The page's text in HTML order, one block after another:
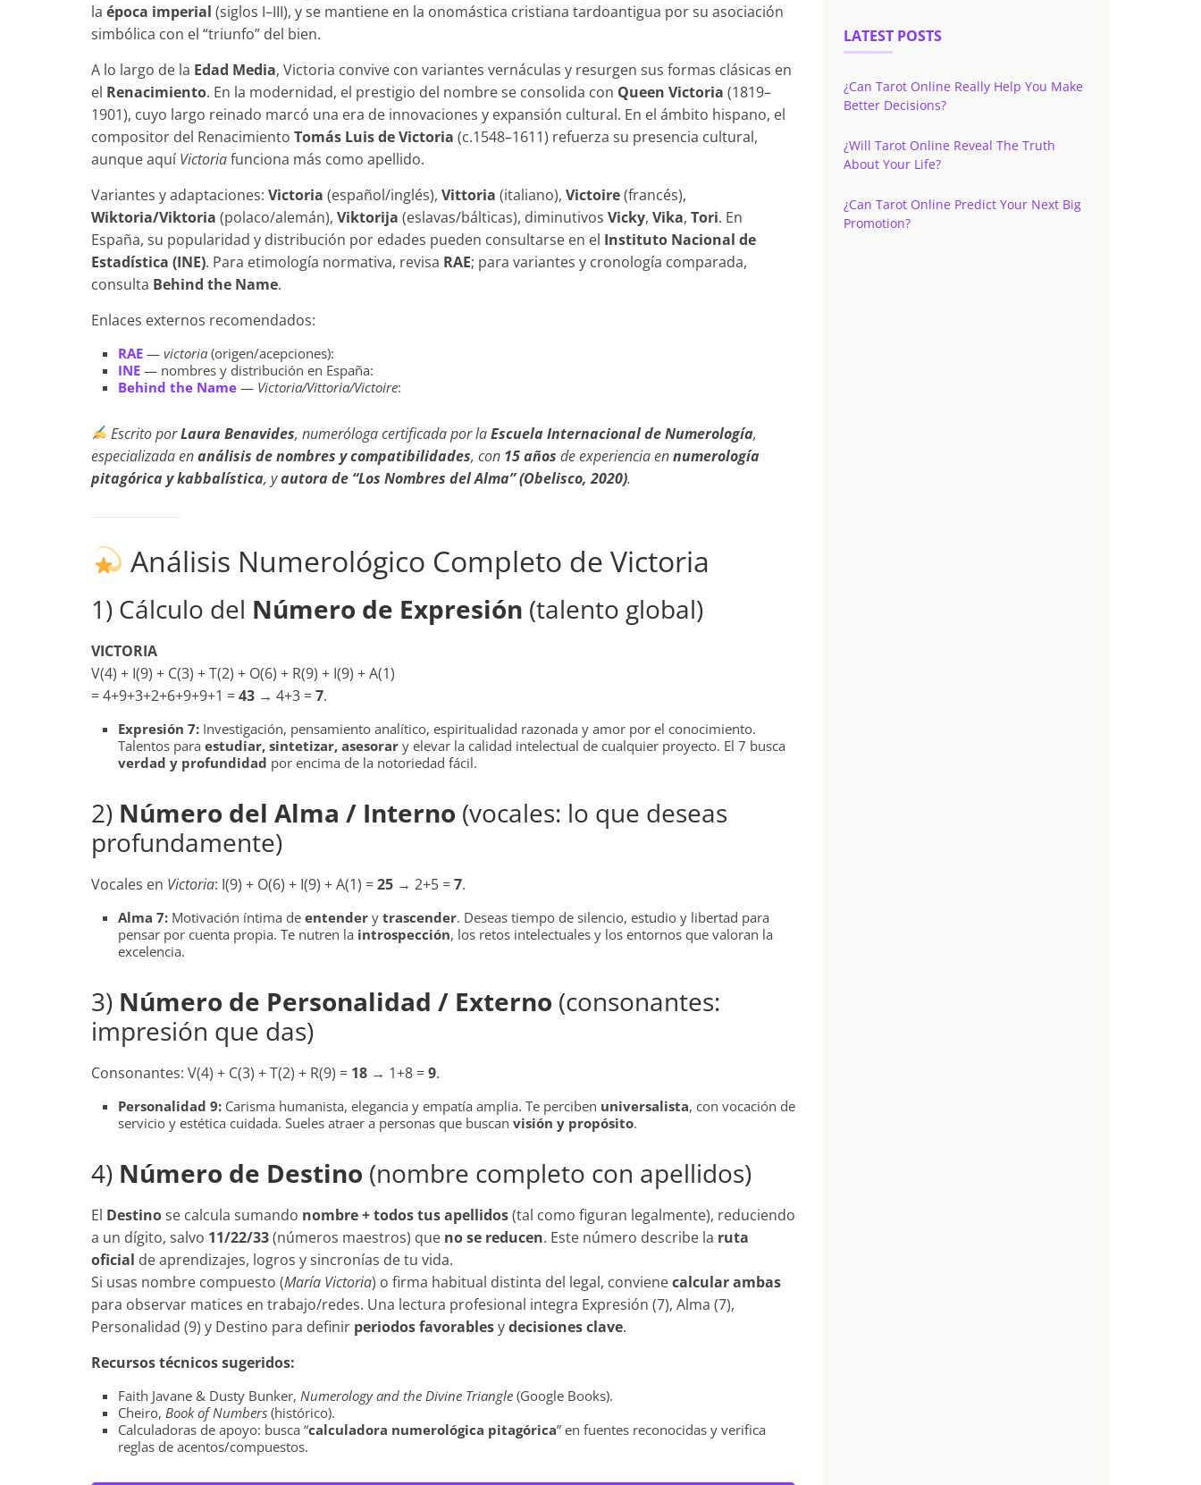
la época imperial (siglos I–III), y se mantiene en la onomástica cristiana tardoantigua por su asociación
simbólica con el “triunfo” del bien.
A lo largo de la Edad Media, Victoria convive con variantes vernáculas y resurgen sus formas clásicas en
el Renacimiento. En la modernidad, el prestigio del nombre se consolida con Queen Victoria (1819–
1901), cuyo largo reinado marcó una era de innovaciones y expansión cultural. En el ámbito hispano, el
compositor del Renacimiento Tomás Luis de Victoria (c.1548–1611) refuerza su presencia cultural,
aunque aquí Victoriafunciona más como apellido.
Variantes y adaptaciones: Victoria (español/inglés), Vittoria (italiano), Victoire(francés),
Wiktoria/Viktoria (polaco/alemán), Viktorija (eslavas/bálticas), diminutivos Vicky, Vika, Tori. En
España, su popularidad y distribución por edades pueden consultarse en el Instituto Nacional de
Estadística (INE). Para etimología normativa, revisa RAE; para variantes y cronología comparada,
consulta Behind the Name.
Enlaces externos recomendados:
RAE — victoria (origen/acepciones):
INE — nombres y distribución en España:
Behind the Name — Victoria/Vittoria/Victoire:
Escrito porLaura Benavides, numeróloga certificada por laEscuela Internacional de Numerología,
especializada enanálisis de nombres y compatibilidades, con 15 años de experiencia ennumerología
pitagórica y kabbalística, yautora de “Los Nombres del Alma” (Obelisco, 2020).
Análisis Numerológico Completo de Victoria
1) Cálculo del Número de Expresión (talento global)
VICTORIA
V(4) + I(9) + C(3) + T(2) + O(6) + R(9) + I(9) + A(1)
= 4+9+3+2+6+9+9+1 =43 → 4+3 =7.
Expresión 7: Investigación, pensamiento analítico, espiritualidad razonada y amor por el conocimiento.
Talentos para estudiar, sintetizar, asesorar y elevar la calidad intelectual de cualquier proyecto. El 7 busca
verdad y profundidad por encima de la notoriedad fácil.
2) Número del Alma / Interno (vocales: lo que deseas
profundamente)
Vocales en Victoria: I(9) + O(6) + I(9) + A(1) =25 → 2+5 =7.
Alma 7: Motivación íntima de entender y trascender. Deseas tiempo de silencio, estudio y libertad para
pensar por cuenta propia. Te nutren la introspección, los retos intelectuales y los entornos que valoran la
excelencia.
3) Número de Personalidad / Externo (consonantes:
impresión que das)
Consonantes: V(4) + C(3) + T(2) + R(9) = 18 → 1+8 =9.
Personalidad 9: Carisma humanista, elegancia y empatía amplia. Te perciben universalista, con vocación de
servicio y estética cuidada. Sueles atraer a personas que buscan visión y propósito.
4) Número de Destino (nombre completo con apellidos)
El Destinose calcula sumando nombre + todos tus apellidos(tal como figuran legalmente), reduciendo
a un dígito, salvo 11/22/33(números maestros) que no se reducen. Este número describe la ruta
oficial de aprendizajes, logros y sincronías de tu vida.
Si usas nombre compuesto (María Victoria) o firma habitual distinta del legal, convienecalcular ambas
para observar matices en trabajo/redes. Una lectura profesional integra Expresión (7), Alma (7),
Personalidad (9) y Destino para definir periodos favorablesydecisiones clave.
Recursos técnicos sugeridos:
Faith Javane & Dusty Bunker, Numerology and the Divine Triangle (Google Books).
Cheiro, Book of Numbers (histórico).
Calculadoras de apoyo: busca “calculadora numerológica pitagórica” en fuentes reconocidas y verifica
reglas de acentos/compuestos.
LATEST POSTS
¿Can Tarot Online Really Help You Make
Better Decisions?
¿Will Tarot Online Reveal The Truth
About Your Life?
¿Can Tarot Online Predict Your Next Big
Promotion?